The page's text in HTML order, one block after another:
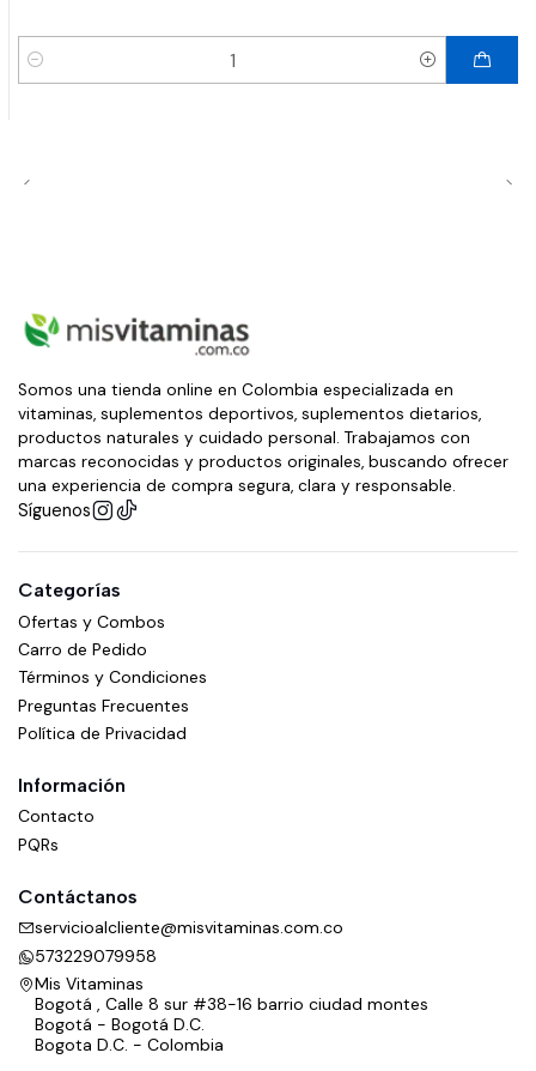
Cantidad
Somos una tienda online en Colombia especializada en
vitaminas, suplementos deportivos, suplementos dietarios,
productos naturales y cuidado personal. Trabajamos con
marcas reconocidas y productos originales, buscando ofrecer
una experiencia de compra segura, clara y responsable.
Síguenos
Categorías
Ofertas y Combos
Carro de Pedido
Términos y Condiciones
Preguntas Frecuentes
Política de Privacidad
Información
Contacto
PQRs
Contáctanos
servicioalcliente@misvitaminas.com.co
573229079958
Mis Vitaminas
Bogotá , Calle 8 sur #38-16 barrio ciudad montes
Bogotá - Bogotá D.C.
Bogota D.C. - Colombia